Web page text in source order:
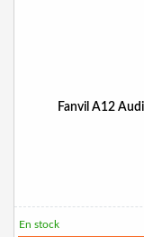
Fanvil A12
En stock